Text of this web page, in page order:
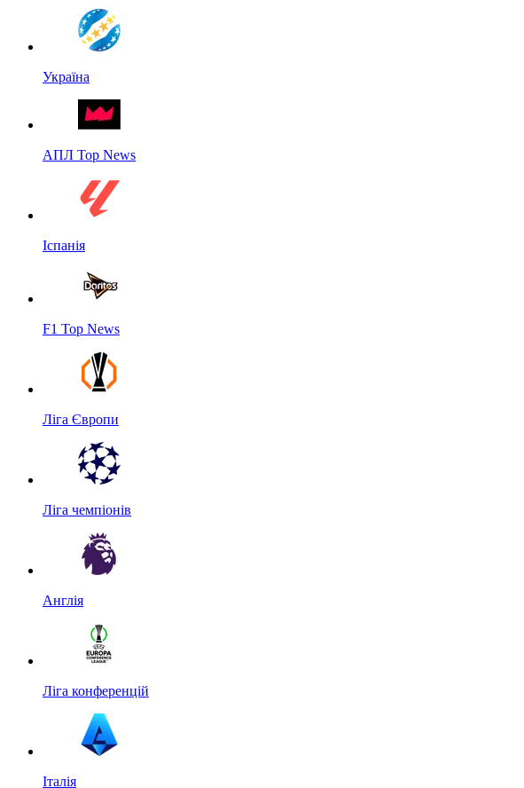
Україна
АПЛ Top News
Іспанія
F1 Top News
Ліга Європи
Ліга чемпіонів
Англія
Ліга конференцій
Італія